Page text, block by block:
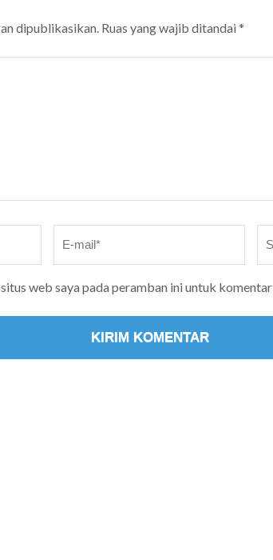
dipublikasikan. Ruas yang wajib ditandai *
mail*
situs web saya pada peramban ini untuk